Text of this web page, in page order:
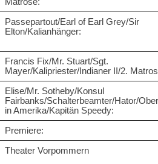
Passepartout/Earl of Earl Grey/Sir
Elton/Kalianhänger:
Francis Fix/Mr. Stuart/Sgt.
Mayer/Kalipriester/Indianer II/2.
Elise/Mr. Sotheby/Konsul
Fairbanks/Schalterbeamter/Hator/
in Amerika/Kapitän Speedy:
Premiere:
Theater Vorpommern